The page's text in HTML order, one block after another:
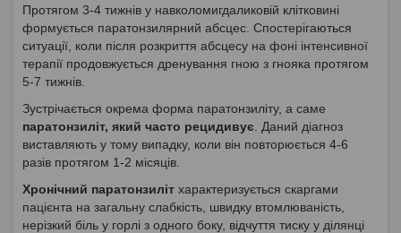
Протягом 3-4 тижнів у навколомигдаликовій клітковині
формується паратонзилярний абсцес. Спостерігаються
ситуації, коли після розкриття абсцесу на фоні інтенсивної
терапії продовжується дренування гною з гнояка протягом
5-7 тижнів.
Зустрічається окрема форма паратонзиліту, а саме
паратонзиліт, який часто рецидивує . Даний діагноз
виставляють у тому випадку, коли він повторюється 4-6
разів протягом 1-2 місяців.
Хронічний паратонзиліт характеризується скаргами
пацієнта на загальну слабкість, швидку втомлюваність,
нерізкий біль у горлі з одного боку, відчуття тиску у ділянці